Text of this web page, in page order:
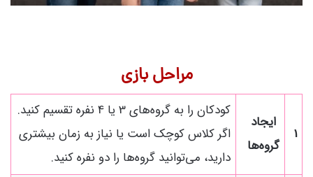
مراحل بازی
1
ایجاد
گروه‌ها
کودکان را به گروه‌های 3 یا 4 نفره تقسیم کنید.
اگر کلاس کوچک است یا نیاز به زمان بیشتری
دارید، می‌توانید گروه‌ها را دو نفره کنید.